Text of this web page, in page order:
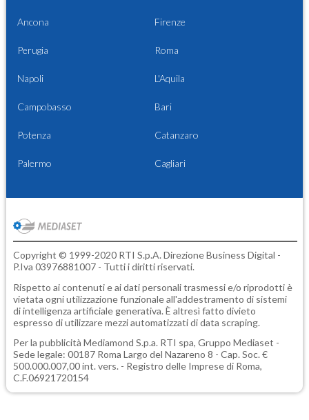
Ancona Firenze
Perugia Roma
Napoli L'Aquila
Campobasso Bari
Potenza Catanzaro
Palermo Cagliari
Copyright © 1999-2020 RTI S.p.A. Direzione Business Digital -
P.Iva 03976881007 - Tutti i diritti riservati.
Rispetto ai contenuti e ai dati personali trasmessi e/o riprodotti è
vietata ogni utilizzazione funzionale all'addestramento di sistemi
di intelligenza artificiale generativa. È altresì fatto divieto
espresso di utilizzare mezzi automatizzati di data scraping.
Per la pubblicità Mediamond S.p.a. RTI spa, Gruppo Mediaset -
Sede legale: 00187 Roma Largo del Nazareno 8 - Cap. Soc. €
500.000.007,00 int. vers. - Registro delle Imprese di Roma,
C.F.06921720154